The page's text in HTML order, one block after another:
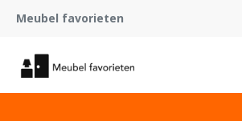
Meubel favorieten